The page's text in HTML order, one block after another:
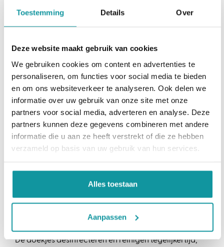
Toestemming Details Over
Deze website maakt gebruik van cookies
We gebruiken cookies om content en advertenties te
personaliseren, om functies voor social media te bieden
en om ons websiteverkeer te analyseren. Ook delen we
informatie over uw gebruik van onze site met onze
partners voor social media, adverteren en analyse. Deze
partners kunnen deze gegevens combineren met andere
informatie die u aan ze heeft verstrekt of die ze hebben
verzameld op basis van uw gebruik van hun services.
Alles toestaan
Aanpassen
Ontdek de Dreumex Disinfectant &
Cleaning Wipes
voor de reiniging én desinfectie van
voedselverwerkingsgebieden en garanderen
optimale voedselveiligheid.
De doekjes desinfecteren én reinigen tegelijkertijd,